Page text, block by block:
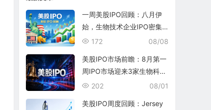
一周美股IPO回顾：八月伊
始，生物技术企业IPO密集
涌现
08/08
172
美股IPO市场前瞻：8月第一
周IPO市场迎来3家生物科技
公司和1家银行
08/01
202
美股IPO周度回顾：Jersey